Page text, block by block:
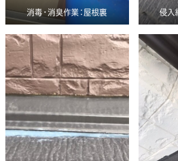
消毒・消臭作業：屋根裏 侵入